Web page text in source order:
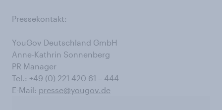
Pressekontakt:
YouGov Deutschland GmbH
Anne-Kathrin Sonnenberg
PR Manager
Tel.: +49 (0) 221 420 61 – 444
E-Mail: presse@yougov.de